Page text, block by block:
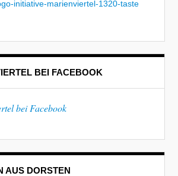
initiative-marienviertel-1320-taste
BEI FACEBOOK
bei Facebook
AUS DORSTEN